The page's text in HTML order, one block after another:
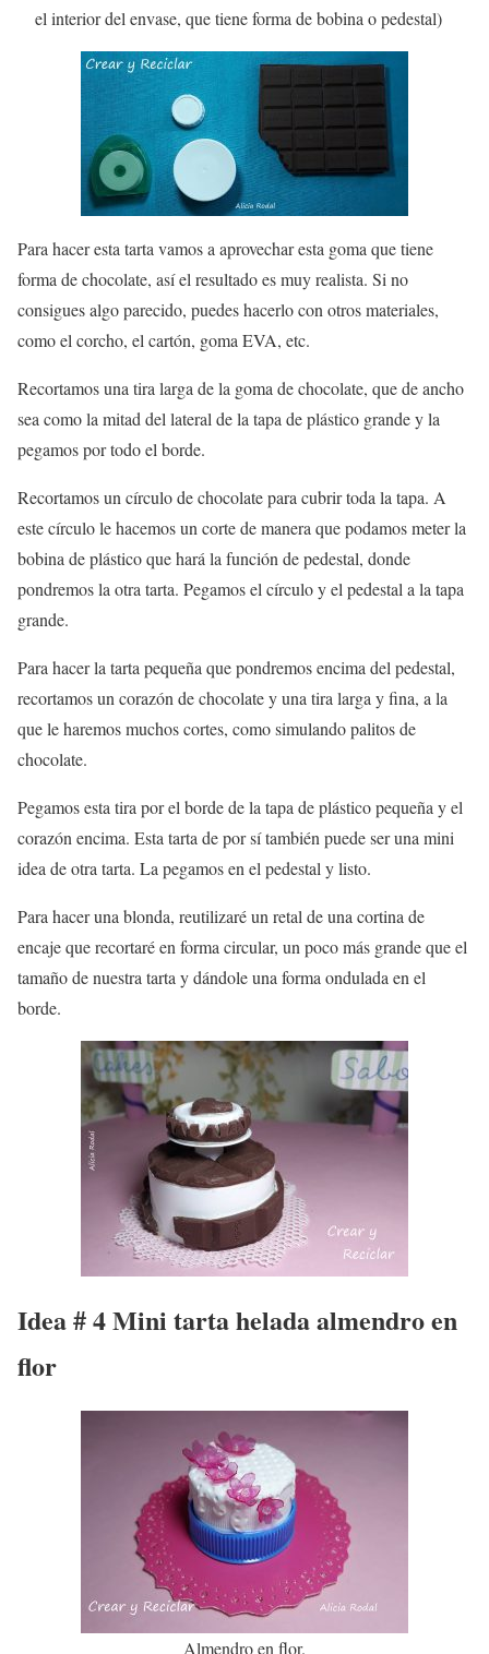
el interior del envase, que tiene forma de bobina o pedestal)
Para hacer esta tarta vamos a aprovechar esta goma que tiene
forma de chocolate, así el resultado es muy realista. Si no
consigues algo parecido, puedes hacerlo con otros materiales,
como el corcho, el cartón, goma EVA, etc.
Recortamos una tira larga de la goma de chocolate, que de ancho
sea como la mitad del lateral de la tapa de plástico grande y la
pegamos por todo el borde.
Recortamos un círculo de chocolate para cubrir toda la tapa. A
este círculo le hacemos un corte de manera que podamos meter la
bobina de plástico que hará la función de pedestal, donde
pondremos la otra tarta. Pegamos el círculo y el pedestal a la tapa
grande.
Para hacer la tarta pequeña que pondremos encima del pedestal,
recortamos un corazón de chocolate y una tira larga y fina, a la
que le haremos muchos cortes, como simulando palitos de
chocolate.
Pegamos esta tira por el borde de la tapa de plástico pequeña y el
corazón encima. Esta tarta de por sí también puede ser una mini
idea de otra tarta. La pegamos en el pedestal y listo.
Para hacer una blonda, reutilizaré un retal de una cortina de
encaje que recortaré en forma circular, un poco más grande que el
tamaño de nuestra tarta y dándole una forma ondulada en el
borde.
Idea # 4 Mini tarta helada almendro en
flor
Almendro en flor.